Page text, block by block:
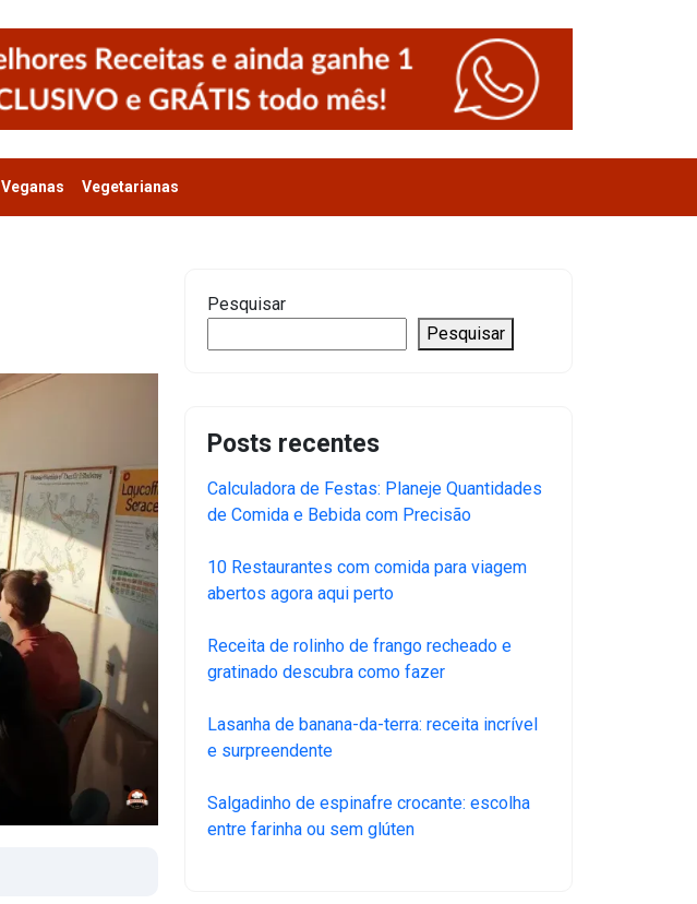
Veganas Vegetarianas
Pesquisar
Pesquisar
Posts recentes
Calculadora de Festas: Planeje Quantidades
de Comida e Bebida com Precisão
10 Restaurantes com comida para viagem
abertos agora aqui perto
Receita de rolinho de frango recheado e
gratinado descubra como fazer
Lasanha de banana-da-terra: receita incrível
e surpreendente
Salgadinho de espinafre crocante: escolha
entre farinha ou sem glúten